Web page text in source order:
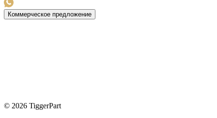
Коммерческое предложение
© 2026 TiggerPart